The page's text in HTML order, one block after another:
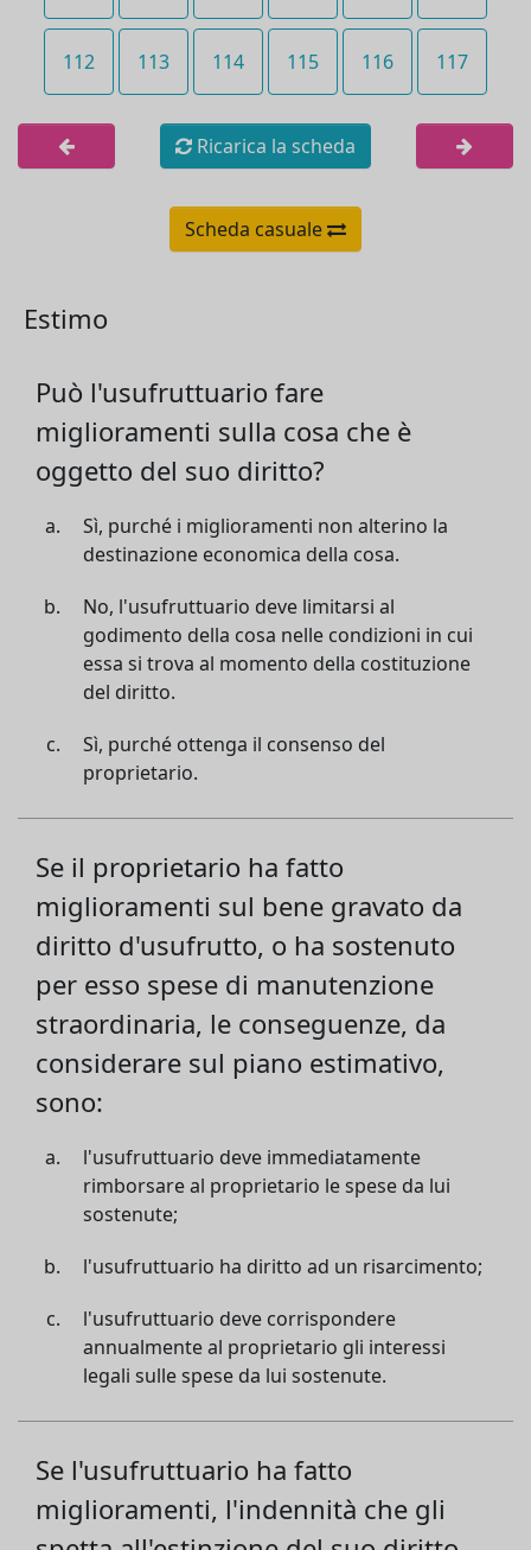
112 113 114 115 116 117
Ricarica la scheda
Scheda casuale
Estimo
Può l'usufruttuario fare
miglioramenti sulla cosa che è
oggetto del suo diritto?
Sì, purché i miglioramenti non alterino la
destinazione economica della cosa.
No, l'usufruttuario deve limitarsi al
godimento della cosa nelle condizioni in cui
essa si trova al momento della costituzione
del diritto.
Sì, purché ottenga il consenso del
proprietario.
Se il proprietario ha fatto
miglioramenti sul bene gravato da
diritto d'usufrutto, o ha sostenuto
per esso spese di manutenzione
straordinaria, le conseguenze, da
considerare sul piano estimativo,
sono:
l'usufruttuario deve immediatamente
rimborsare al proprietario le spese da lui
sostenute;
l'usufruttuario ha diritto ad un risarcimento;
l'usufruttuario deve corrispondere
annualmente al proprietario gli interessi
legali sulle spese da lui sostenute.
Se l'usufruttuario ha fatto
miglioramenti, l'indennità che gli